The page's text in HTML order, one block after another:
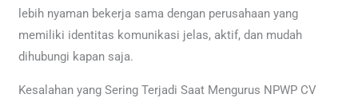
lebih nyaman bekerja sama dengan perusahaan yang
memiliki identitas komunikasi jelas, aktif, dan mudah
dihubungi kapan saja.
Kesalahan yang Sering Terjadi Saat Mengurus NPWP CV